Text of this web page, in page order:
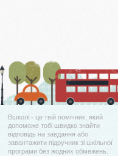
Вшколі - це твій помічник, який
допоможе тобі швидко знайти
відповідь на завдання або
завантажити підручник зі шкільної
програми без жодних обмежень.